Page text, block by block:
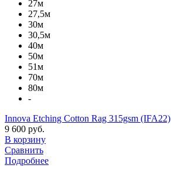
27м
27,5м
30м
30,5м
40м
50м
51м
70м
80м
-
Innova Etching Cotton Rag 315gsm (IFA22)
9 600 руб.
В корзину
Сравнить
Подробнее